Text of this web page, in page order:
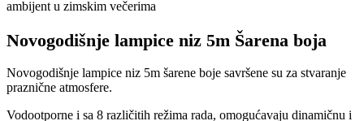
Novogodišnje lampice niz 5m Šarena boja
Novogodišnje lampice niz 5m šarene boje savršene su za stvaranje
praznične atmosfere.
Vodootporne i sa 8 različitih režima rada, omogućavaju dinamičnu i